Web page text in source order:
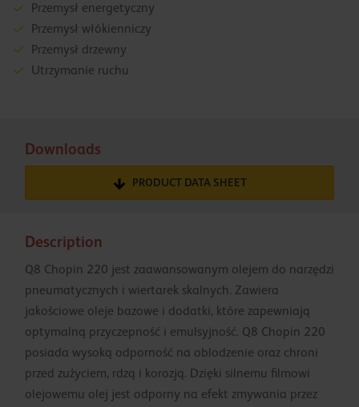
Przemysł energetyczny
Przemysł włókienniczy
Przemysł drzewny
Utrzymanie ruchu
Downloads
PRODUCT DATA SHEET
Description
Q8 Chopin 220 jest zaawansowanym olejem do narzędzi
pneumatycznych i wiertarek skalnych. Zawiera
jakościowe oleje bazowe i dodatki, które zapewniają
optymalną przyczepność i emulsyjność. Q8 Chopin 220
posiada wysoką odporność na oblodzenie oraz chroni
przed zużyciem, rdzą i korozją. Dzięki silnemu filmowi
olejowemu olej jest odporny na efekt zmywania przez